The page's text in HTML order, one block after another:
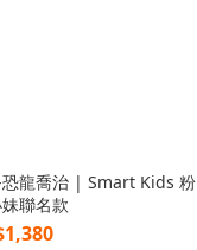
龍喬治 | Smart Kids 粉
聯名款